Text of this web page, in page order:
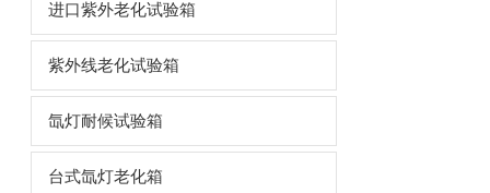
进口紫外老化试验箱
紫外线老化试验箱
氙灯耐候试验箱
台式氙灯老化箱